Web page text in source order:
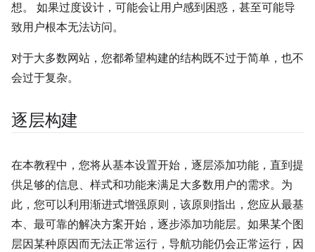
想。 如果过度设计，可能会让用户感到困惑，甚至可能导
致用户根本无法访问。
对于大多数网站，您都希望构建的结构既不过于简单，也不
会过于复杂。
逐层构建
在本教程中，您将从基本设置开始，逐层添加功能，直到提
供足够的信息、样式和功能来满足大多数用户的需求。为
此，您可以利用渐进式增强原则，该原则指出，您应从最基
本、最可靠的解决方案开始，逐步添加功能层。如果某个图
层因某种原因而无法正常运行，导航功能仍会正常运行，因